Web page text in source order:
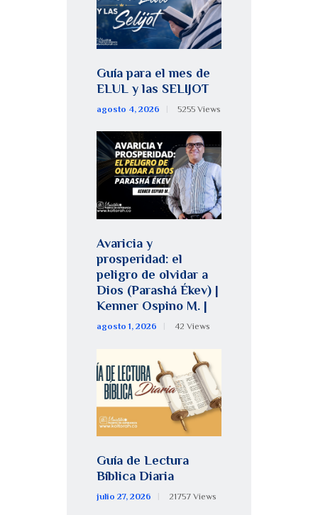
Guía para el mes de
ELUL y las SELIJOT
agosto 4, 2026 5255 Views
Avaricia y
prosperidad: el
peligro de olvidar a
Dios (Parashá Ékev) |
Kenner Ospino M. |
agosto 1, 2026 42 Views
Guía de Lectura
Bíblica Diaria
julio 27, 2026 21757 Views